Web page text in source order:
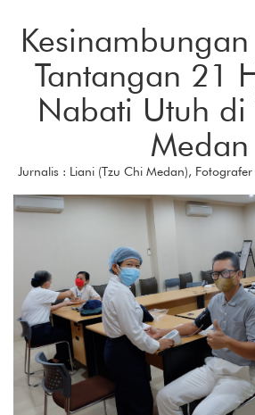
Tantangan 21
Nabati Utuh di
Medan
Jurnalis : Liani (Tzu Chi Medan),